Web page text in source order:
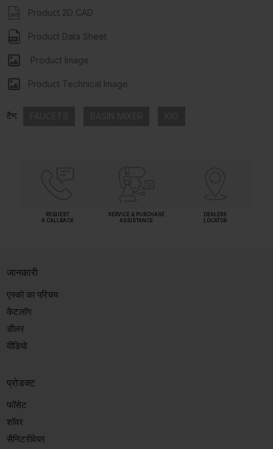
Product 2D CAD
Product Data Sheet
Product Image
Product Technical Image
टैग:
REQUEST
A CALLBACK
SERVICE & PURCHASE
ASSISTANCE
DEALERS
LOCATOR
जानकारी
एस्को का परिचय
कैटलॉग
डीलर
वीडियो
प्रोडक्ट
फॉसेट
शॉवर
सैनिटरीवेयर